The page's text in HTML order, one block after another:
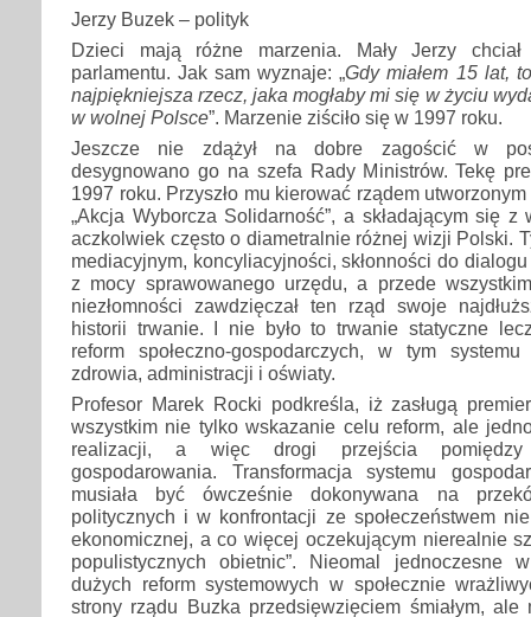
Jerzy Buzek – polityk
Dzieci mają różne marzenia. Mały Jerzy
parlamentu. Jak sam wyznaje: „Gdy miałem 15 lat,
najpiękniejsza rzecz, jaka mogłaby mi się w życiu
w wolnej Polsce”. Marzenie ziściło się w 1997 roku.
Jeszcze nie zdążył na dobre zagościć w
desygnowano go na szefa Rady Ministrów. Tekę
1997 roku. Przyszło mu kierować rządem
„Akcja Wyborcza Solidarność”, a składającym się z
aczkolwiek często o diametralnie różnej wizji Polski.
mediacyjnym, koncyliacyjności, skłonności do
z mocy sprawowanego urzędu, a przede
niezłomności zawdzięczał ten rząd swoje
historii trwanie. I nie było to trwanie statyczne lecz
reform społeczno-gospodarczych, w tym systemu
zdrowia, administracji i oświaty.
Profesor Marek Rocki podkreśla, iż zasługą
wszystkim nie tylko wskazanie celu reform, ale
realizacji, a więc drogi przejścia pomiędzy
gospodarowania. Transformacja systemu
musiała być ówcześnie dokonywana na
politycznych i w konfrontacji ze społeczeństwem
ekonomicznej, a co więcej oczekującym nierealnie
populistycznych obietnic”. Nieomal jednoczesne
dużych reform systemowych w społecznie
strony rządu Buzka przedsięwzięciem śmiałym, ale